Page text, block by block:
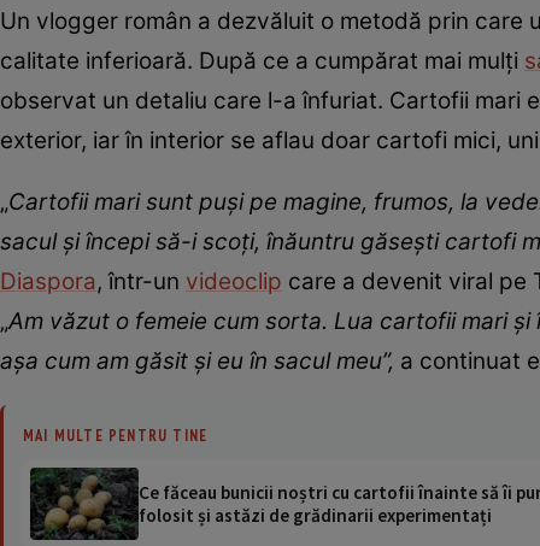
Un vlogger român a dezvăluit o metodă prin
calitate inferioară. După ce a cumpărat mai mulți
observat un detaliu care l-a înfuriat. Cartofii mari
exterior, iar în interior se aflau doar cartofi mici,
„Cartofii mari sunt puși pe magine, frumos, la
sacul și începi să-i scoți, înăuntru găsești cartofi
Diaspora, într-un videoclip care a devenit viral pe
„Am văzut o femeie cum sorta. Lua cartofii mari
așa cum am găsit și eu în sacul meu”, a continuat
MAI MULTE PENTRU TINE
Ce făceau bunicii noștri cu cartofii înainte să îi
folosit și astăzi de grădinarii experimentați